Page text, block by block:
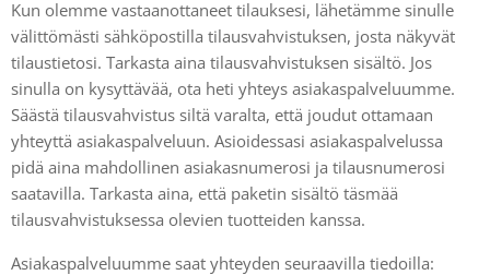
Kun olemme vastaanottaneet tilauksesi, lähetämme sinulle
välittömästi sähköpostilla tilausvahvistuksen, josta näkyvät
tilaustietosi. Tarkasta aina tilausvahvistuksen sisältö. Jos
sinulla on kysyttävää, ota heti yhteys asiakaspalveluumme.
Säästä tilausvahvistus siltä varalta, että joudut ottamaan
yhteyttä asiakaspalveluun. Asioidessasi asiakaspalvelussa
pidä aina mahdollinen asiakasnumerosi ja tilausnumerosi
saatavilla. Tarkasta aina, että paketin sisältö täsmää
tilausvahvistuksessa olevien tuotteiden kanssa.
Asiakaspalveluumme saat yhteyden seuraavilla tiedoilla: